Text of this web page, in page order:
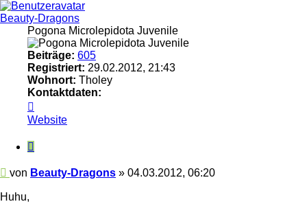
Beauty-Dragons
Pogona Microlepidota Juvenile
Beiträge: 605
Registriert: 29.02.2012, 21:43
Wohnort: Tholey
Kontaktdaten:
von
Beauty-
Dragons
Website
Zitieren
Beitrag
von Beauty-Dragons » 04.03.2012, 06:20
Huhu,